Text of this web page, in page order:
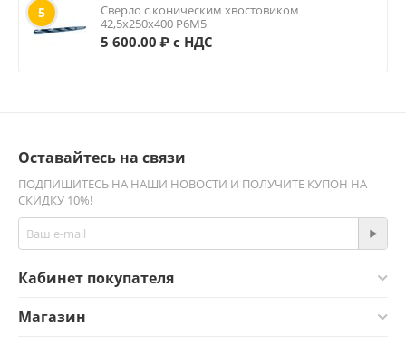
5
Сверло с коническим хвостовиком
42,5х250х400 Р6М5
5 600.00 ₽ с НДС
Оставайтесь на связи
ПОДПИШИТЕСЬ НА НАШИ НОВОСТИ И ПОЛУЧИТЕ КУПОН НА
СКИДКУ 10%!
Кабинет покупателя
Магазин